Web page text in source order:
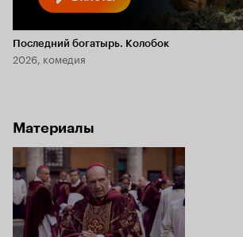
Последний богатырь. Колобок
2026, комедия
Материалы